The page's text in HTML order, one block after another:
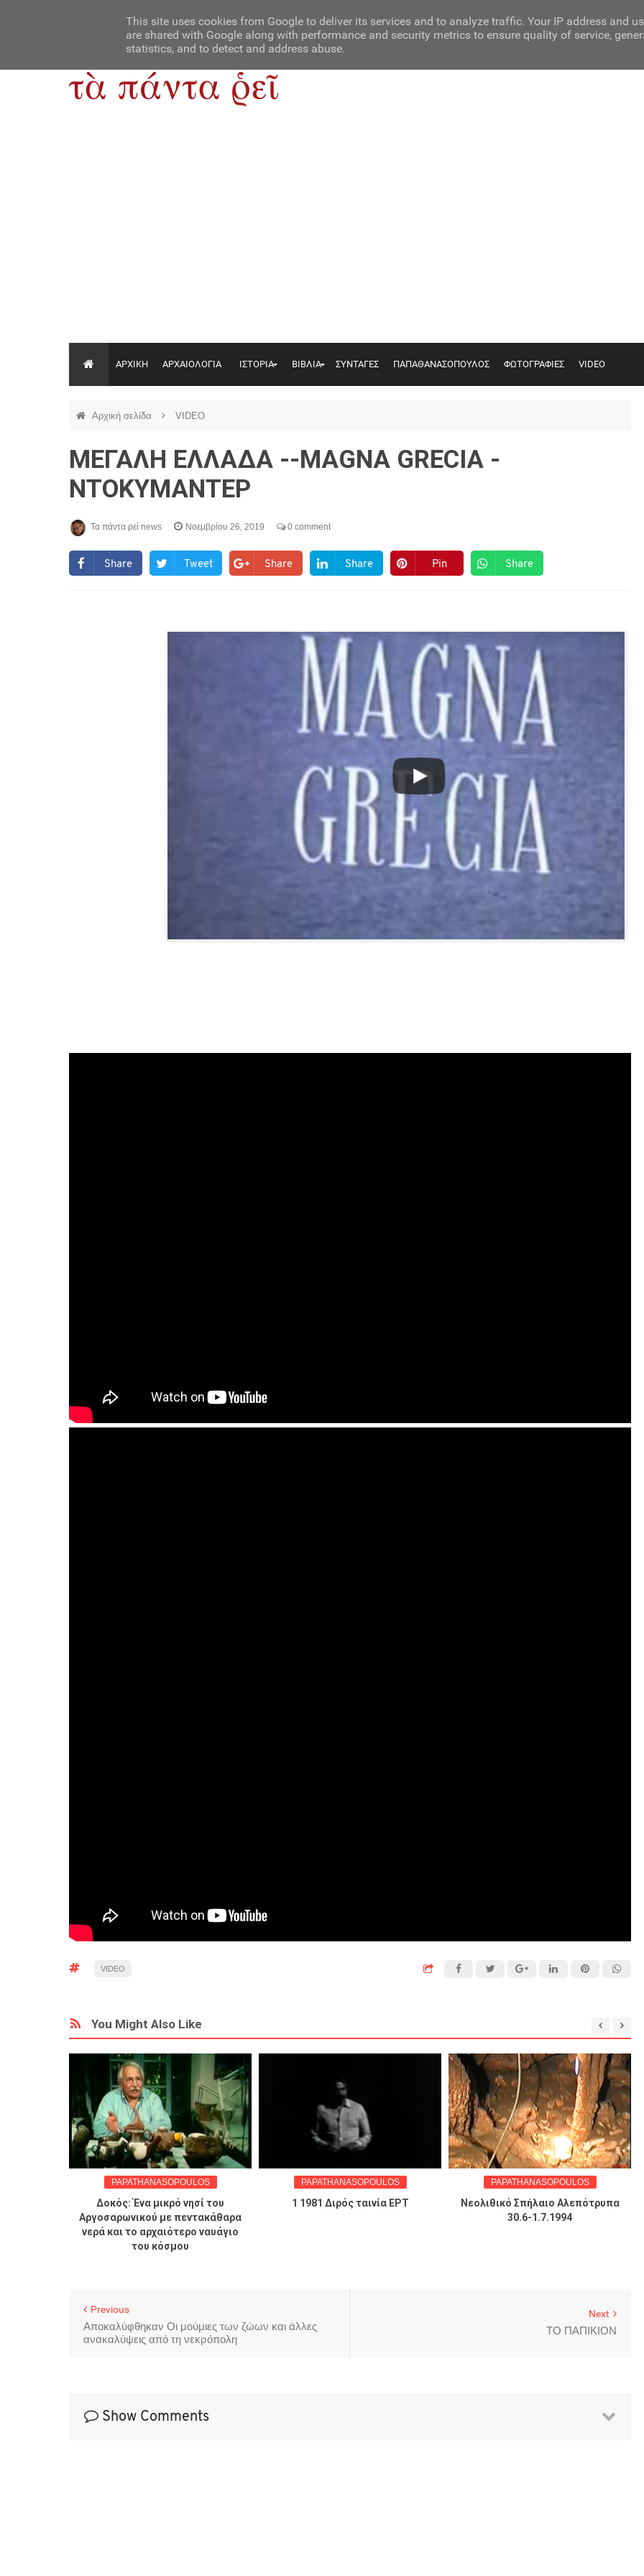
Contact Us About Us
ΑΡΧΙΚΗ ΑΡΧΑΙΟΛΟΓΙΑ ΙΣΤΟΡΙΑ ΒΙΒΛΙΑ ΣΥΝΤΑΓΕΣ ΠΑΠΑΘΑΝΑΣΟΠΟΥΛΟΣ ΦΩΤΟΓΡΑΦΙΕΣ VIDEO
Αρχική σελίδα VIDEO
ΜΕΓΑΛΗ ΕΛΛΑΔΑ --MAGNA GRECIA -
ΝΤΟΚΥΜΑΝΤΕΡ
Τα πάντα ρεί news Νοεμβρίου 26, 2019 0 comment
Share Tweet Share Share Pin Share
VIDEO
You Might Also Like
PAPATHANASOPOULOS
Δοκός: Ένα μικρό νησί του
Αργοσαρωνικού με πεντακάθαρα
νερά και το αρχαιότερο ναυάγιο
του κόσμου
PAPATHANASOPOULOS
1 1981 Διρός ταινία ΕΡΤ
PAPATHANASOPOULOS
Νεολιθικό Σπήλαιο Αλεπότρυπα
30.6-1.7.1994
Next
ΤΟ ΠΑΠΙΚΙΟΝ
Previous
Αποκαλύφθηκαν Οι μούμιες των ζώων και άλλες
ανακαλύψεις από τη νεκρόπολη
Show Comments
This site uses cookies from Google to deliver its services and to analyze traffic. Your IP address and
are shared with Google along with performance and security metrics to ensure quality of service,
statistics, and to detect and address abuse.